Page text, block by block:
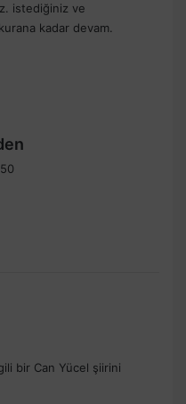
i
k
istediğiniz ve
kadar devam.
bir Can Yücel şiirini